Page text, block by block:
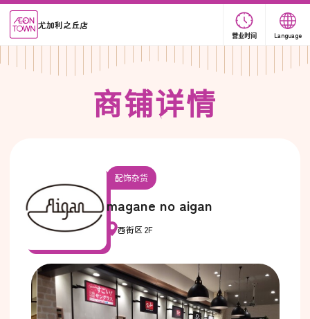
尤加利之丘店
营业时间 Language
商铺详情
配饰杂货
magane no aigan
西街区 2F